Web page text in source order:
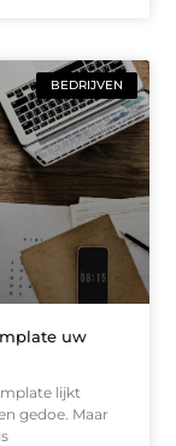
BEDRIJVEN
uw
lijkt
gedoe. Maar